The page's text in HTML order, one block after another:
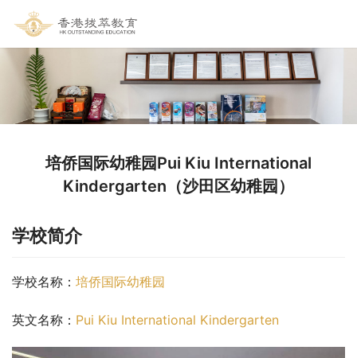
培侨国际幼稚园Pui Kiu International
Kindergarten（沙田区幼稚园）
学校简介
学校名称： 培侨国际幼稚园
英文名称： Pui Kiu International Kindergarten